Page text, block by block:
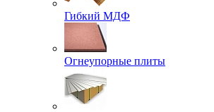
Гибкий МДФ
Огнеупорные плиты